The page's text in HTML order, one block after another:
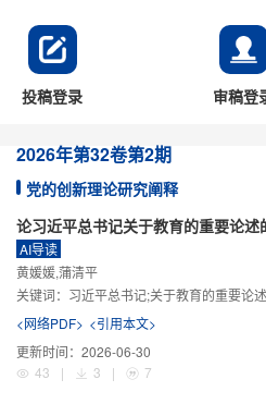
投稿登录 审稿登
2026年第32卷第2期
党的创新理论研究阐释
论习近平总书记关于教育的重要论述
AI导读
黄媛媛,蒲清平
关键词： 习近平总书记;关于教育的重要论述;教育强
<网络PDF> <引用本文>
更新时间： 2026-06-30
43
| 3 | 7